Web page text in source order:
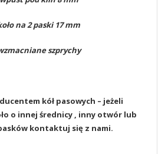
na 2 paski 17 mm
szprychy
kół pasowych – jeżeli
o innej średnicy , inny otwór lub
kontaktuj się z nami.